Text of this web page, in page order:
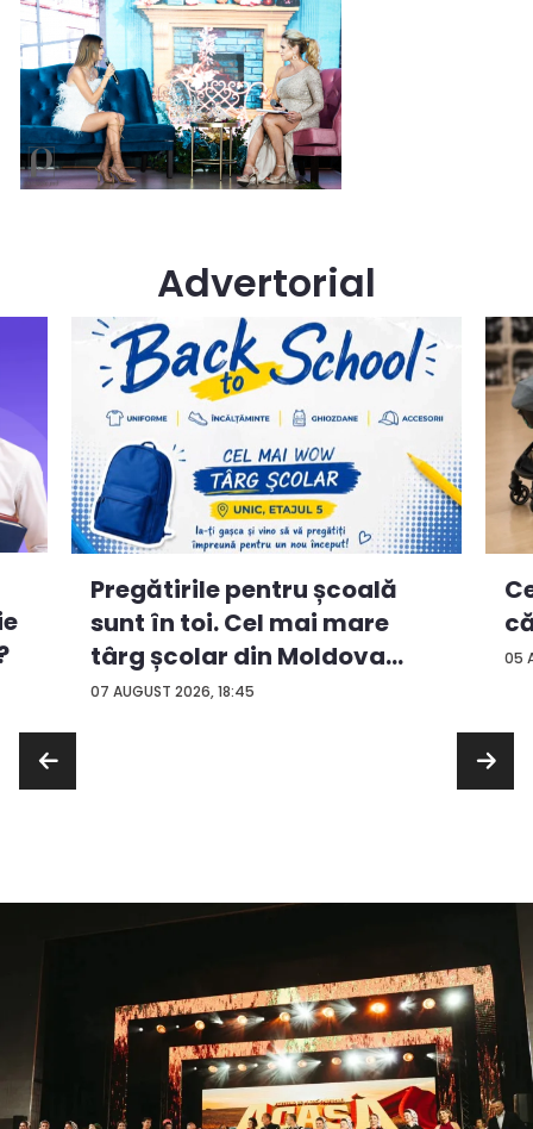
Advertorial
07 AUGUST 2026, 18:45
Pregătirile pentru școală
sunt în toi. Cel mai mare
târg școlar din Moldova
con...
05